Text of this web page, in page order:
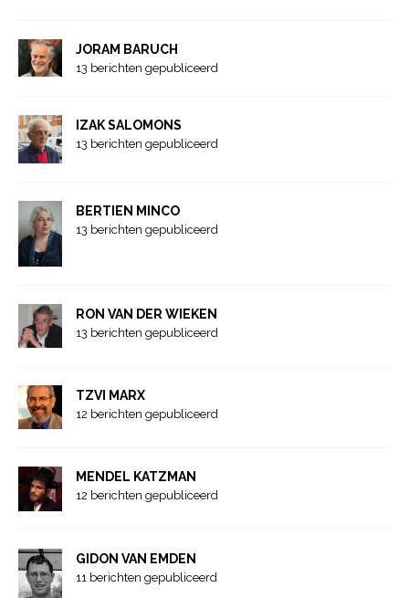
JORAM BARUCH
13 berichten gepubliceerd
IZAK SALOMONS
13 berichten gepubliceerd
BERTIEN MINCO
13 berichten gepubliceerd
RON VAN DER WIEKEN
13 berichten gepubliceerd
TZVI MARX
12 berichten gepubliceerd
MENDEL KATZMAN
12 berichten gepubliceerd
GIDON VAN EMDEN
11 berichten gepubliceerd